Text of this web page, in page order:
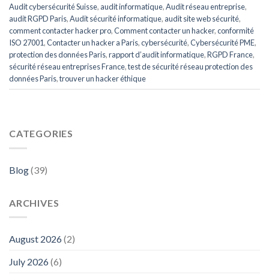
Audit cybersécurité Suisse, audit informatique,Audit réseau entreprise,
audit RGPD Paris,Audit sécurité informatique, audit site web sécurité,
comment contacter hacker pro,Comment contacter un hacker,conformité
ISO 27001,Contacter un hacker a Paris,cybersécurité,Cybersécurité PME,
protection des données Paris,rapport d’audit informatique,RGPD France,
sécurité réseau entreprises France,test de sécurité réseau protection des
données Paris,trouver un hacker éthique
CATEGORIES
Blog(39)
ARCHIVES
August 2026(2)
July 2026(6)